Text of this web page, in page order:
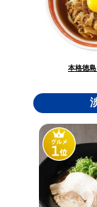
本格徳